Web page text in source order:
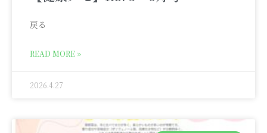
戻る
READ MORE »
2026.4.27